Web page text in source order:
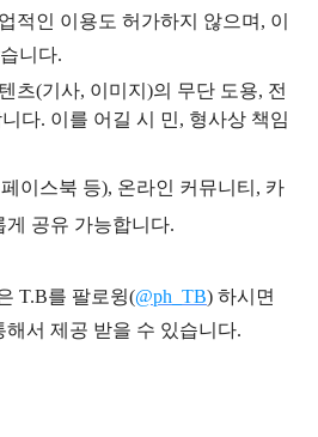
적인 이용도 허가하지 않으며, 이
니다.
츠(기사, 이미지)의 무단 도용, 전
다. 이를 어길 시 민, 형사상 책임
이스북 등), 온라인 커뮤니티, 카
공유 가능합니다.
T.B를 팔로윙(@ph_TB) 하시면
서 제공 받을 수 있습니다.